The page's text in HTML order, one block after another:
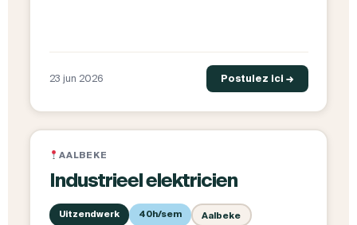
23 jun 2026 Postulez ici →
AALBEKE
Industrieel elektricien
Uitzendwerk 40h/sem Aalbeke